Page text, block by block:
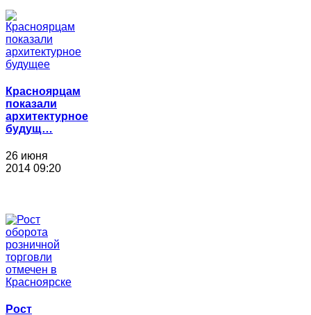
Красноярцам
показали
архитектурное
будущ…
26 июня
2014 09:20
Рост